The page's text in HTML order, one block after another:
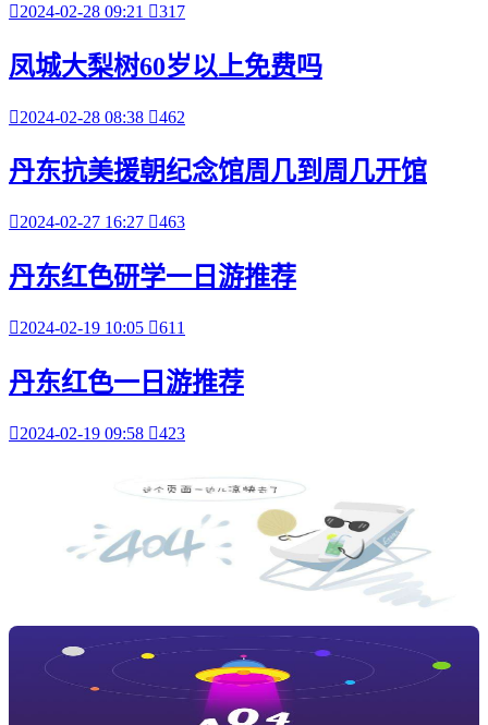
2024-02-28 09:21 317
凤城大梨树60岁以上免费吗
2024-02-28 08:38 462
丹东抗美援朝纪念馆周几到周几开馆
2024-02-27 16:27 463
丹东红色研学一日游推荐
2024-02-19 10:05 611
丹东红色一日游推荐
2024-02-19 09:58 423